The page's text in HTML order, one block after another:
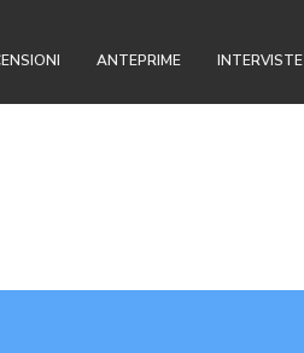
ANTEPRIME INTERVISTE